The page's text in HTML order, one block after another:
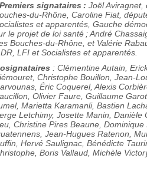
Premiers signataires : Joël Aviragnet,
du-Rhône, Caroline Fiat,
et apparentés, Gauche
le projet de loi santé ; André
Bouches-du-Rhône, et Valérie
LFI et Socialistes et apparentés.
: Clémentine Autain,
Christophe Bouillon, Jean-
Éric Coquerel, Alexis
Olivier Faure, Guillaume
Marietta Karamanli, Bastien
Letchimy, Josette Manin,
Christine Pires Beaune,
Jean-Hugues Ratenon,
Hervé Saulignac, Bénédicte
Boris Vallaud, Michèle